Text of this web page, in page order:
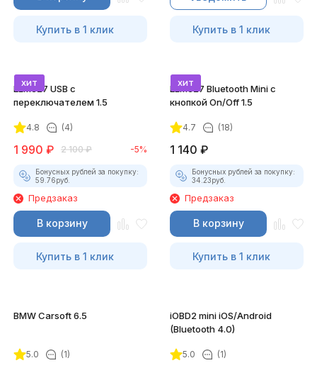
Купить в 1 клик Купить в 1 клик
хит
ELM327 USB с
переключателем 1.5
4.8 (4)
1 990 ₽ 2 100 ₽ -5%
Бонусных рублей за покупку:
59.76руб.
Предзаказ
В корзину
Купить в 1 клик
хит
ELM327 Bluetooth Mini с
кнопкой On/Off 1.5
4.7 (18)
1 140 ₽
Бонусных рублей за покупку:
34.23руб.
Предзаказ
В корзину
Купить в 1 клик
BMW Carsoft 6.5
5.0 (1)
iOBD2 mini iOS/Android
(Bluetooth 4.0)
5.0 (1)